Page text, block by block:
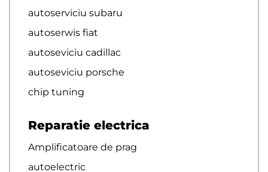
autoserviciu subaru
autoserwis fiat
autoseviciu cadillac
autoseviciu porsche
chip tuning
Reparatie electrica
Amplificatoare de prag
autoelectric